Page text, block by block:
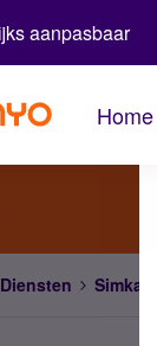
aanpasbaar
Home
Diensten